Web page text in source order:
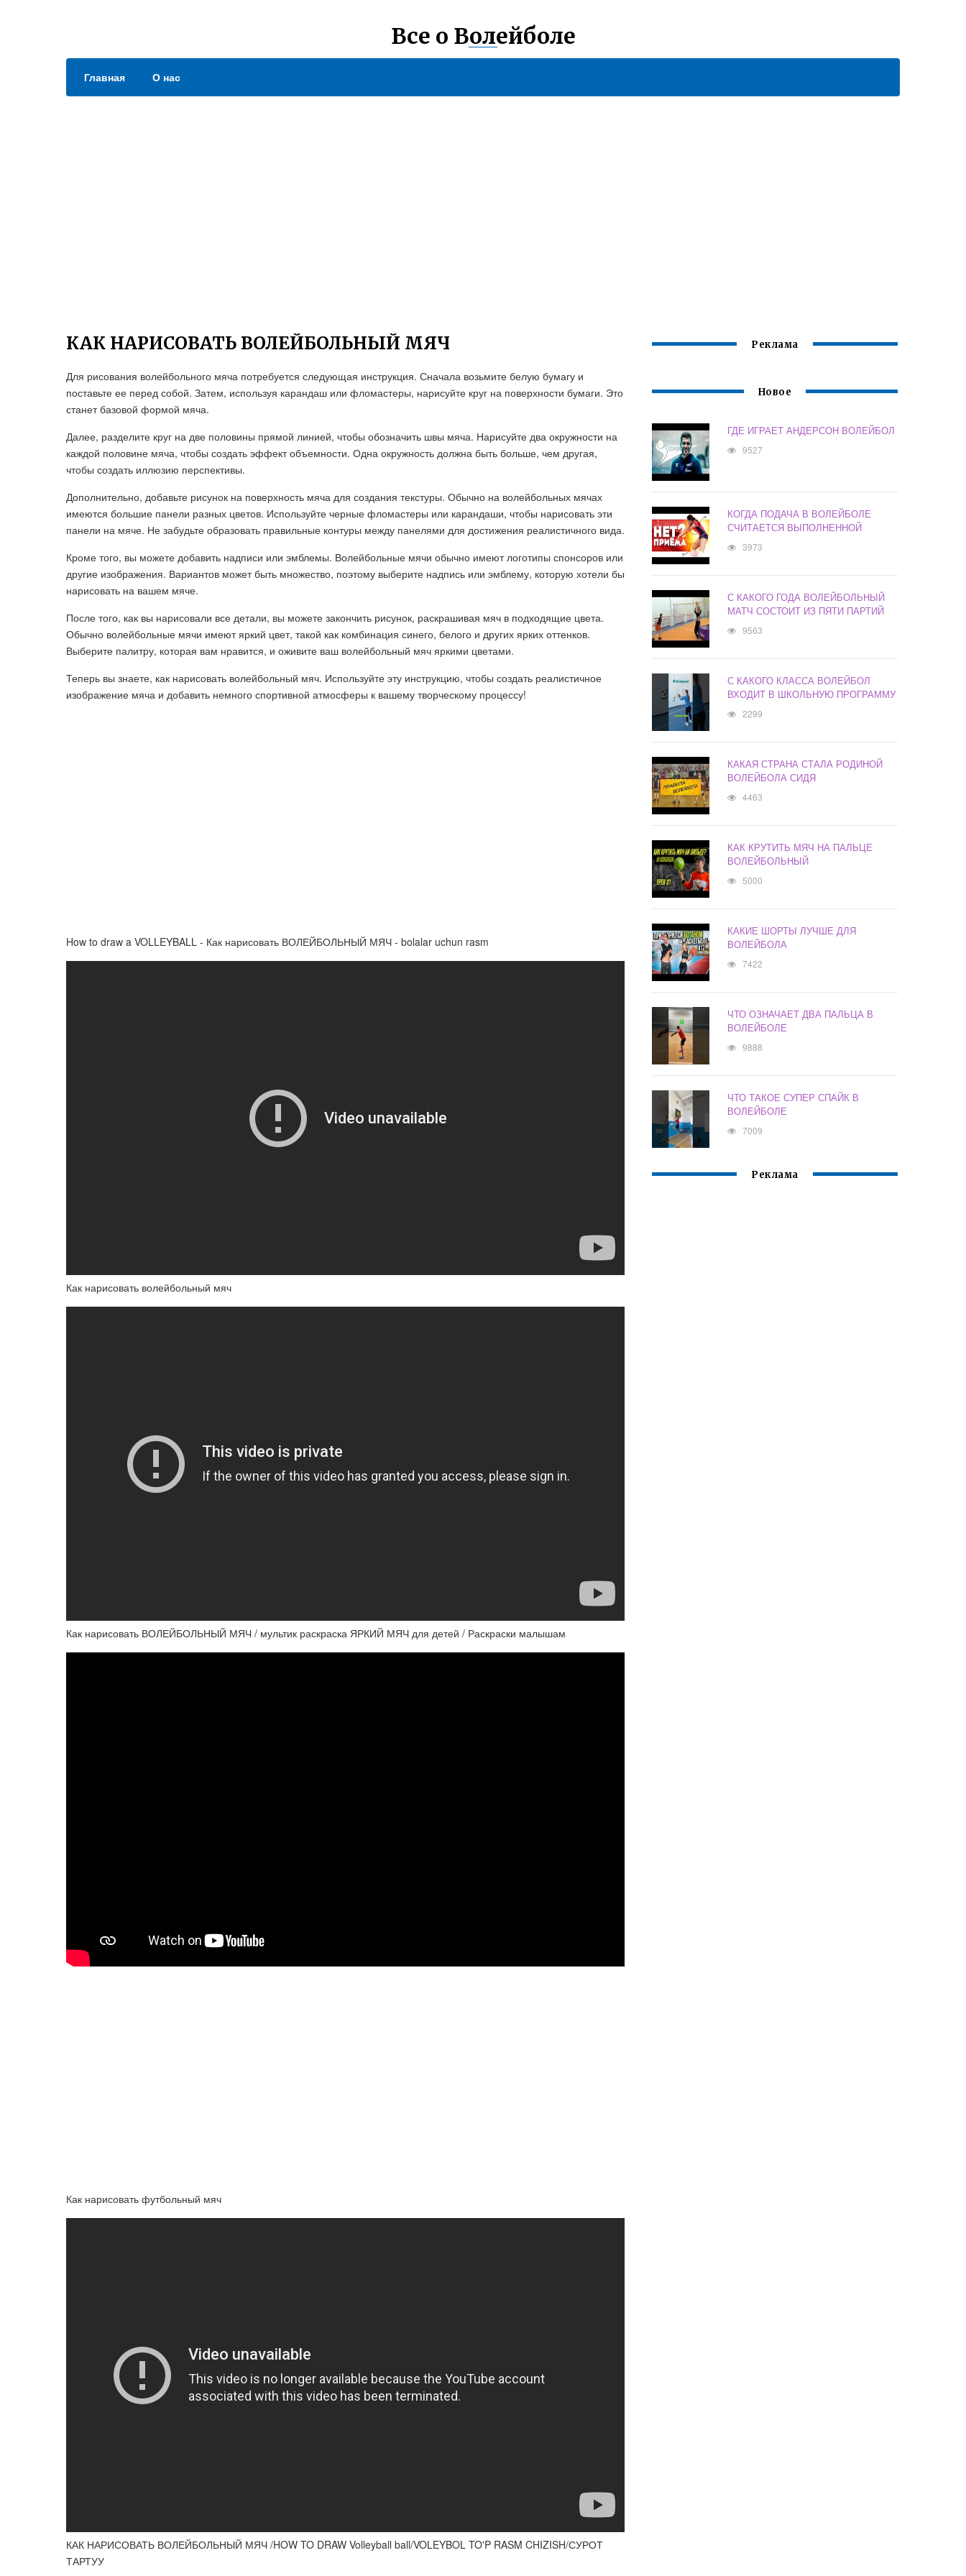
Все о Волейболе
Главная О нас
КАК НАРИСОВАТЬ ВОЛЕЙБОЛЬНЫЙ МЯЧ
Для рисования волейбольного мяча потребуется следующая инструкция. Сначала возьмите белую бумагу и
поставьте ее перед собой. Затем, используя карандаш или фломастеры, нарисуйте круг на поверхности бумаги. Это
станет базовой формой мяча.
Далее, разделите круг на две половины прямой линией, чтобы обозначить швы мяча. Нарисуйте два окружности на
каждой половине мяча, чтобы создать эффект объемности. Одна окружность должна быть больше, чем другая,
чтобы создать иллюзию перспективы.
Дополнительно, добавьте рисунок на поверхность мяча для создания текстуры. Обычно на волейбольных мячах
имеются большие панели разных цветов. Используйте черные фломастеры или карандаши, чтобы нарисовать эти
панели на мяче. Не забудьте образовать правильные контуры между панелями для достижения реалистичного вида.
Кроме того, вы можете добавить надписи или эмблемы. Волейбольные мячи обычно имеют логотипы спонсоров или
другие изображения. Вариантов может быть множество, поэтому выберите надпись или эмблему, которую хотели бы
нарисовать на вашем мяче.
После того, как вы нарисовали все детали, вы можете закончить рисунок, раскрашивая мяч в подходящие цвета.
Обычно волейбольные мячи имеют яркий цвет, такой как комбинация синего, белого и других ярких оттенков.
Выберите палитру, которая вам нравится, и оживите ваш волейбольный мяч яркими цветами.
Теперь вы знаете, как нарисовать волейбольный мяч. Используйте эту инструкцию, чтобы создать реалистичное
изображение мяча и добавить немного спортивной атмосферы к вашему творческому процессу!
How to draw a VOLLEYBALL - Как нарисовать ВОЛЕЙБОЛЬНЫЙ МЯЧ - bolalar uchun rasm
Как нарисовать волейбольный мяч
Как нарисовать ВОЛЕЙБОЛЬНЫЙ МЯЧ / мультик раскраска ЯРКИЙ МЯЧ для детей / Раскраски малышам
Как нарисовать футбольный мяч
КАК НАРИСОВАТЬ ВОЛЕЙБОЛЬНЫЙ МЯЧ /HOW TO DRAW Volleyball ball/VOLEYBOL TO'P RASM CHIZISH/СУРОТ
ТАРТУУ
Реклама
Новое
ГДЕ ИГРАЕТ АНДЕРСОН ВОЛЕЙБОЛ
9527
КОГДА ПОДАЧА В ВОЛЕЙБОЛЕ
СЧИТАЕТСЯ ВЫПОЛНЕННОЙ
3973
С КАКОГО ГОДА ВОЛЕЙБОЛЬНЫЙ
МАТЧ СОСТОИТ ИЗ ПЯТИ ПАРТИЙ
9563
С КАКОГО КЛАССА ВОЛЕЙБОЛ
ВХОДИТ В ШКОЛЬНУЮ ПРОГРАММУ
2299
КАКАЯ СТРАНА СТАЛА РОДИНОЙ
ВОЛЕЙБОЛА СИДЯ
4463
КАК КРУТИТЬ МЯЧ НА ПАЛЬЦЕ
ВОЛЕЙБОЛЬНЫЙ
5000
КАКИЕ ШОРТЫ ЛУЧШЕ ДЛЯ
ВОЛЕЙБОЛА
7422
ЧТО ОЗНАЧАЕТ ДВА ПАЛЬЦА В
ВОЛЕЙБОЛЕ
9888
ЧТО ТАКОЕ СУПЕР СПАЙК В
ВОЛЕЙБОЛЕ
7009
Реклама